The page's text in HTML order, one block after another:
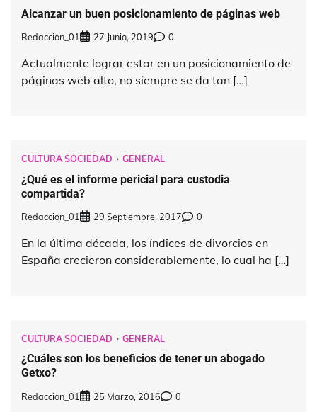
Alcanzar un buen posicionamiento de páginas web
Redaccion_01 27 Junio, 2019 0
Actualmente lograr estar en un posicionamiento de
páginas web alto, no siempre se da tan […]
CULTURA SOCIEDAD GENERAL
¿Qué es el informe pericial para custodia
compartida?
Redaccion_01 29 Septiembre, 2017 0
En la última década, los índices de divorcios en
España crecieron considerablemente, lo cual ha […]
CULTURA SOCIEDAD GENERAL
¿Cuáles son los beneficios de tener un abogado
Getxo?
Redaccion_01 25 Marzo, 2016 0